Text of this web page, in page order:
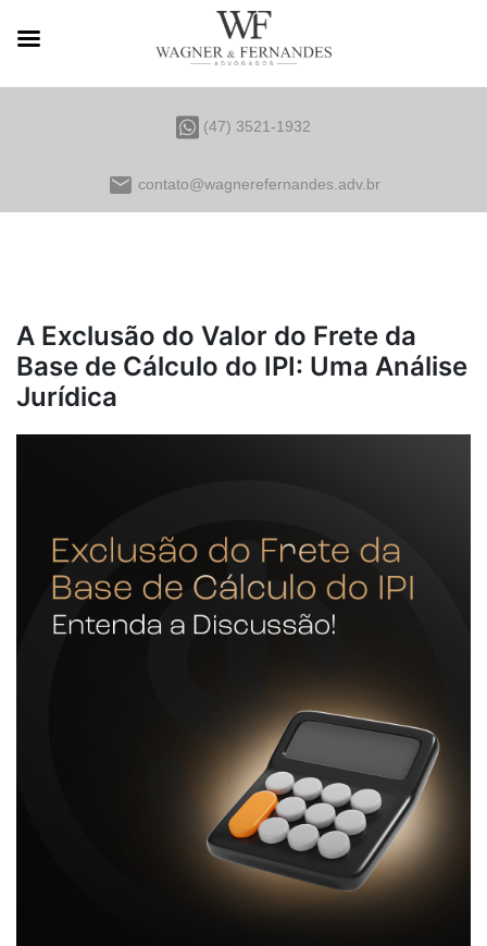
(47) 3521-1932
email contato@wagnerefernandes.adv.br
A Exclusão do Valor do Frete da
Base de Cálculo do IPI: Uma Análise
Jurídica